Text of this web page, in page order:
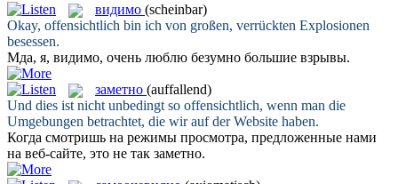
видимо (scheinbar)
Okay, offensichtlich bin ich von großen, verrückten Explosionen
besessen.
Мда, я, видимо, очень люблю безумно большие взрывы.
заметно (auffallend)
Und dies ist nicht unbedingt so offensichtlich, wenn man die
Umgebungen betrachtet, die wir auf der Website haben.
Когда смотришь на режимы просмотра, предложенные нами
на веб-сайте, это не так заметно.